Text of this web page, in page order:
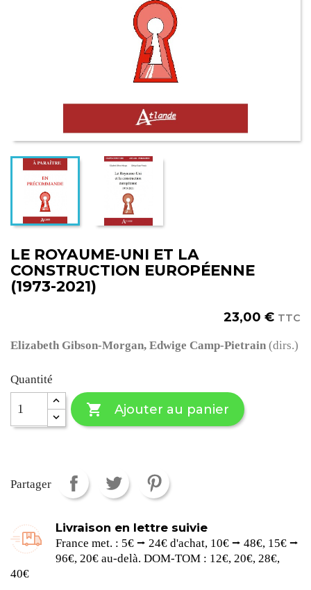
LE ROYAUME-UNI ET LA
CONSTRUCTION EUROPÉENNE
(1973-2021)
23,00 € TTC
Elizabeth Gibson-Morgan, Edwige Camp-Pietrain (dirs.)
Quantité
 Ajouter au panier
Partager
Livraison en lettre suivie
France met. : 5€ ⭢ 24€ d'achat, 10€ ⭢ 48€, 15€ ⭢
96€, 20€ au-delà. DOM-TOM : 12€, 20€, 28€,
40€